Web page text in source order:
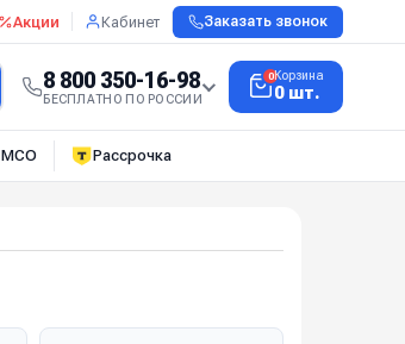
Акции Кабинет Заказать звонок
8 800 350-16-98
БЕСПЛАТНО ПО РОССИИ
0Корзина
0 шт.
МСО Рассрочка